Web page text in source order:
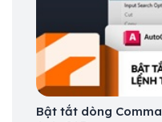
Bật tắt dòng